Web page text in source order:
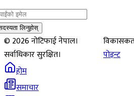
लिनुहोस्
©2026नोटिफाई नेपाल।
सर्वाधिकार सुरक्षित।
पोइन्ट
होम
समाचार